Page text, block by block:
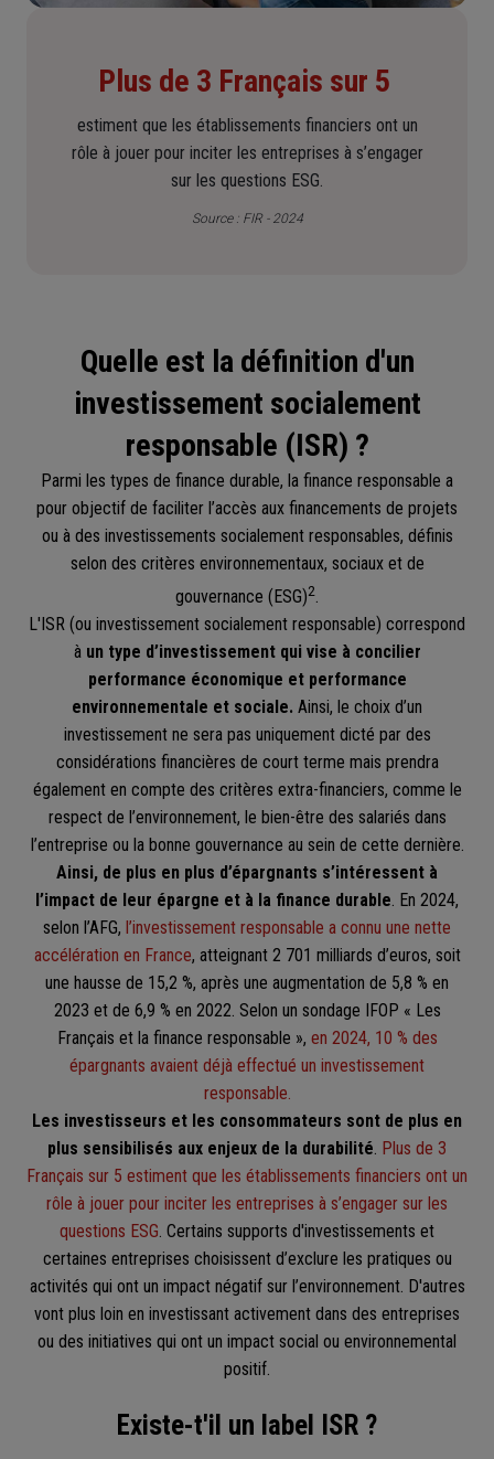
Plus de 3 Français sur 5
estiment que les établissements financiers ont un
rôle à jouer pour inciter les entreprises à s’engager
sur les questions ESG.
Source : FIR- 2024
Quelle est la définition d'un
investissement socialement
responsable (ISR) ?
Parmi les types de finance durable, la finance responsable a
pour objectif de faciliter l’accès aux financements de projets
ou à des investissements socialement responsables, définis
selon des critères environnementaux, sociaux et de
gouvernance (ESG)2.
L'ISR (ou investissement socialement responsable) correspond
à un type d’investissement qui vise à concilier
performance économique et performance
environnementale et sociale. Ainsi, le choix d’un
investissement ne sera pas uniquement dicté par des
considérations financières de court terme mais prendra
également en compte des critères extra-financiers, comme le
respect de l’environnement, le bien-être des salariés dans
l’entreprise ou la bonne gouvernance au sein de cette dernière.
Ainsi, de plus en plus d’épargnants s’intéressent à
l’impact de leur épargne et à la finance durable. En 2024,
selon l’AFG, l’investissement responsable a connu une nette
accélération en France, atteignant 2 701 milliards d’euros, soit
une hausse de 15,2 %, après une augmentation de 5,8 % en
2023 et de 6,9 % en 2022. Selon un sondage IFOP « Les
Français et la finance responsable », en 2024, 10 % des
épargnants avaient déjà effectué un investissement
responsable.
Les investisseurs et les consommateurs sont de plus en
plus sensibilisés aux enjeux de la durabilité. Plus de 3
Français sur 5 estiment que les établissements financiers ont un
rôle à jouer pour inciter les entreprises à s’engager sur les
questions ESG. Certains supports d'investissements et
certaines entreprises choisissent d’exclure les pratiques ou
activités qui ont un impact négatif sur l’environnement. D'autres
vont plus loin en investissant activement dans des entreprises
ou des initiatives qui ont un impact social ou environnemental
positif.
Existe-t'il un label ISR ?